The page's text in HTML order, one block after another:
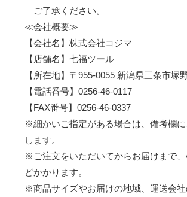
ご了承ください。
≪会社概要≫
【会社名】株式会社コジマ
【店舗名】七福ツール
【所在地】〒955-0055 新潟県三条市塚
【電話番号】0256-46-0117
【FAX番号】0256-46-0337
※細かいご指定がある場合は、備考欄
します。
※ご注文をいただいてからお届けまで、
どかかります。
※商品サイズやお届けの地域、運送会社